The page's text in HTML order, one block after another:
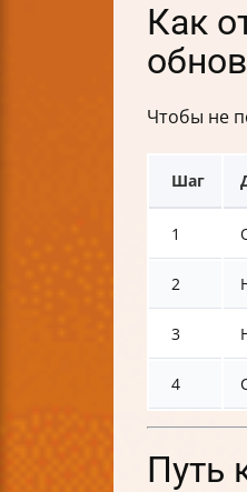
Как
Чтобы не
Шаг
1
2
3
4
Путь